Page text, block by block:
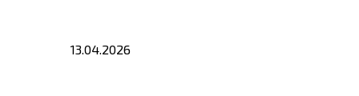
13.04.2026